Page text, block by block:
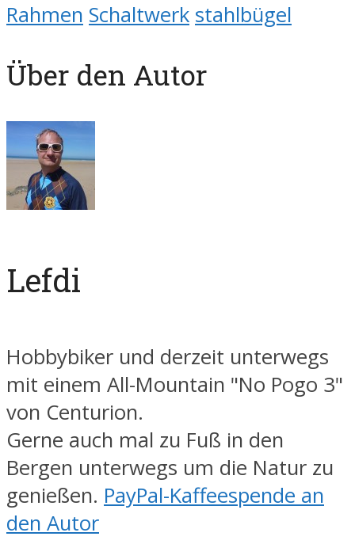
Rahmen Schaltwerk stahlbügel
Über den Autor
Lefdi
Hobbybiker und derzeit unterwegs
mit einem All-Mountain "No Pogo 3"
von Centurion.
Gerne auch mal zu Fuß in den
Bergen unterwegs um die Natur zu
genießen. PayPal-Kaffeespende an
den Autor